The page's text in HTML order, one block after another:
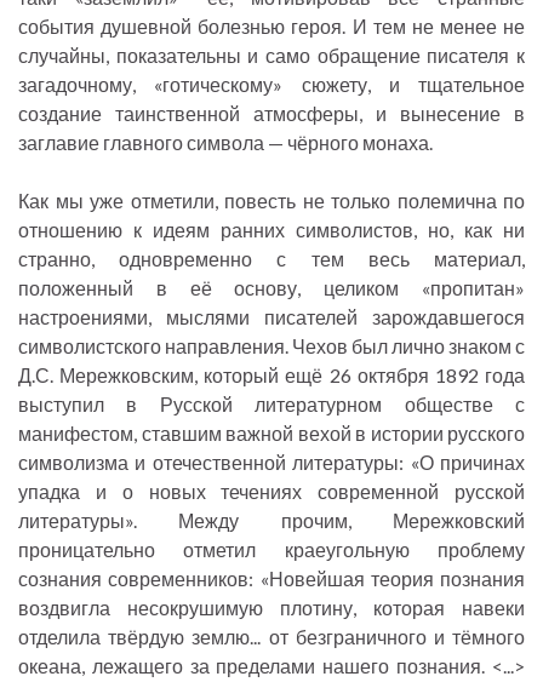
события душевной болезнью героя. И тем не менее не
случайны, показательны и само обращение писателя к
загадочному, «готическому» сюжету, и тщательное
создание таинственной атмосферы, и вынесение в
заглавие главного символа — чёрного монаха.
Как мы уже отметили, повесть не только полемична по
отношению к идеям ранних символистов, но, как ни
странно, одновременно с тем весь материал,
положенный в её основу, целиком «пропитан»
настроениями, мыслями писателей зарождавшегося
символистского направления. Чехов был лично знаком с
Д.С. Мережковским, который ещё 26 октября 1892 года
выступил в Русской литературном обществе с
манифестом, ставшим важной вехой в истории русского
символизма и отечественной литературы: «О причинах
упадка и о новых течениях современной русской
литературы». Между прочим, Мережковский
проницательно отметил краеугольную проблему
сознания современников: «Новейшая теория познания
воздвигла несокрушимую плотину, которая навеки
отделила твёрдую землю... от безграничного и тёмного
океана, лежащего за пределами нашего познания. <...>